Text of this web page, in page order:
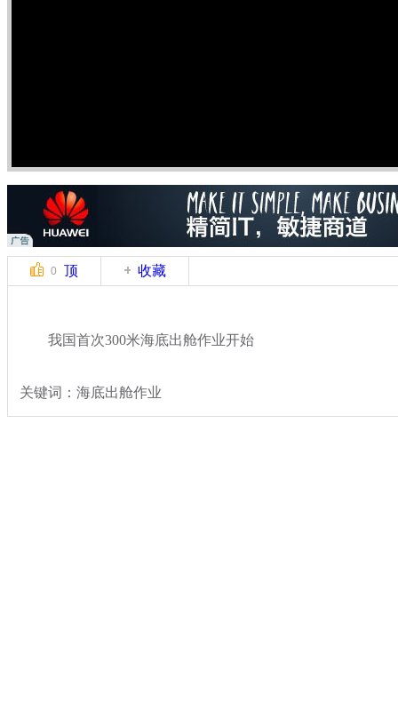
0 顶 收藏
我国首次300米海底出舱作业开始
关键词：海底出舱作业